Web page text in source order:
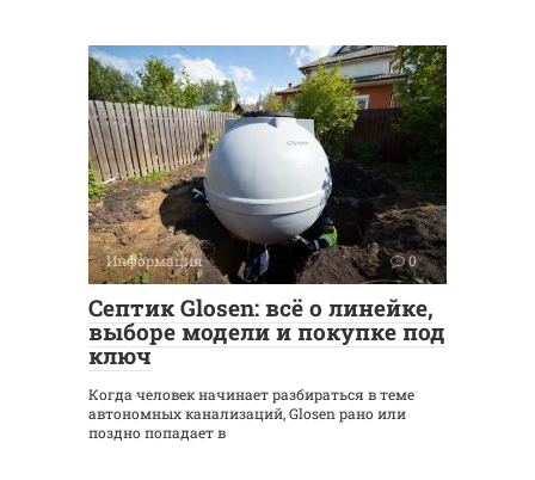
Информация 0
Септик Glosen: всё о линейке,
выборе модели и покупке под
ключ
Когда человек начинает разбираться в теме
автономных канализаций, Glosen рано или
поздно попадает в